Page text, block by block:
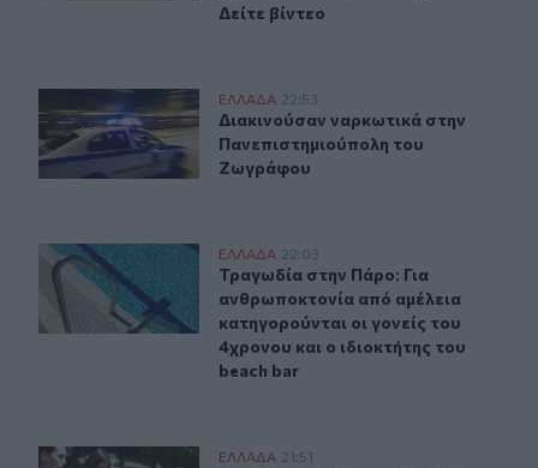
Δείτε βίντεο
Διακινούσαν ναρκωτικά στην Πανεπιστημιούπολη
ΕΛΛAΔΑ 22:53
Διακινούσαν ναρκωτικά στην
Διακινούσαν ναρκωτικά στην
Πανεπιστημιούπολη του
Ζωγράφου
Τραγωδία στην Πάρο: Για ανθρωποκτονία από αμέλεια
ΕΛΛAΔΑ 22:03
Τραγωδία στην Πάρο: Για
Τραγωδία στην Πάρο: Για
ανθρωποκτονία από αμέλεια
κατηγορούνται οι γονείς του
4χρονου και ο ιδιοκτήτης του
beach bar
Στα ύψη το Σάββατο (08/08) ο υδράργυρος: Σε ποια
ΕΛΛAΔΑ 21:51